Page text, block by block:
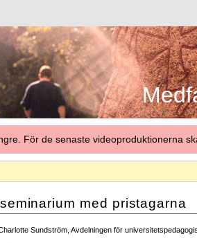
För de senaste videoproduktionerna
med pristagarna
Sundström, Avdelningen för